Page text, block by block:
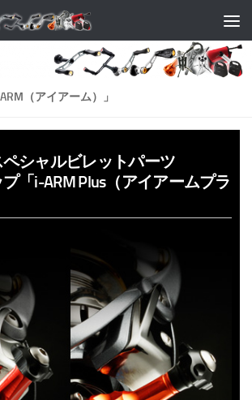
ップ
（アイアーム）」
シャルビレットパーツ
「i-ARM Plus（アイアームプラ